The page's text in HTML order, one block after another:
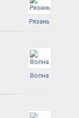
Рязань
Волна